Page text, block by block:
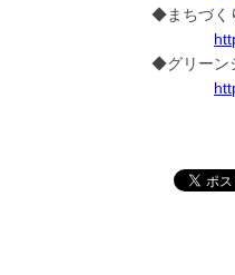
◆まちづく
◆グリーン